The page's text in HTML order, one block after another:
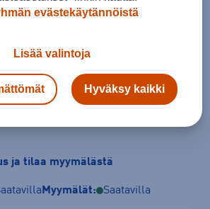
Lisää ostoskoriin
ja tilaa myymälästä
Myymälät: Saatavilla
evästekäytännöistä
Lisää valintoja
Hyväksy kaikki